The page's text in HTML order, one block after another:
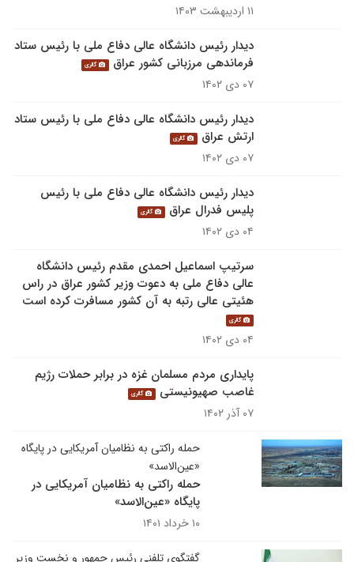
۱۱ اردیبهشت ۱۴۰۳
دیدار رئیس دانشگاه عالی دفاع ملی با رئیس ستاد
فرماندهی مرزبانی کشور عراق
گالری
۰۷ دی ۱۴۰۲
دیدار رئیس دانشگاه عالی دفاع ملی با رئیس ستاد
ارتش عراق
گالری
۰۷ دی ۱۴۰۲
دیدار رئیس دانشگاه عالی دفاع ملی با رئیس
پلیس فدرال عراق
گالری
۰۴ دی ۱۴۰۲
سرتیپ اسماعیل احمدی مقدم رئیس دانشگاه
عالی دفاع ملی به دعوت وزیر کشور عراق در راس
هئیتی عالی رتبه به آن کشور مسافرت کرده است
گالری
۰۴ دی ۱۴۰۲
پایداری مردم مسلمان غزه در برابر حملات رژیم
غاصب صهیونیستی
گالری
۰۷ آذر ۱۴۰۲
حمله راکتی به نظامیان آمریکایی در پایگاه
«عین‌الاسد»
حمله راکتی به نظامیان آمریکایی در
پایگاه «عین‌الاسد»
۱۰ خرداد ۱۴۰۱
گفتگوی تلفنی رئیس جمهور و نخست وزیر